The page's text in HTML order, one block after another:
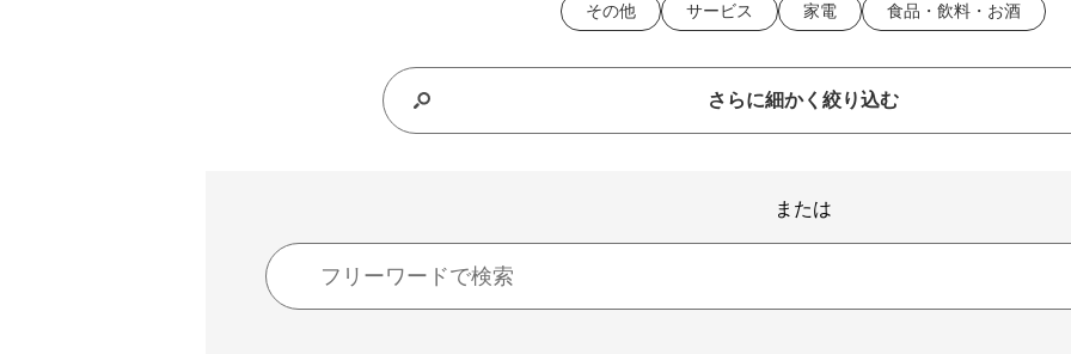
その他 サービス 家電 食品・飲料・お酒
さらに細かく絞り込む
または